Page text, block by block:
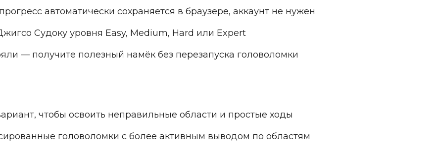
автоматически сохраняется в браузере, аккаунт не нужен
Судоку уровня Easy, Medium, Hard или Expert
— получите полезный намёк без перезапуска головоломки
чтобы освоить неправильные области и простые ходы
головоломки с более активным выводом по областям